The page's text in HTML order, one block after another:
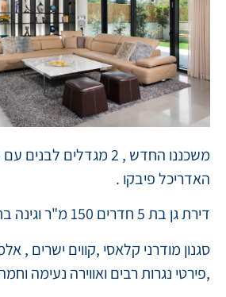
משכננו החדש , 2 מגדלים
האדריכל פיבקו .
דירת גן בת 5 חדרים 150 מ"ר וגינה בת 180 מ"ר .
סגנון מודרני קלאסי ,קווים ישרים ,
,פירטי נגרות רבים ואווירה נעימה